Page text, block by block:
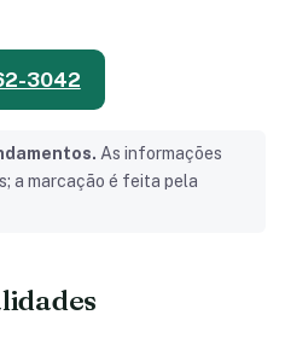
3042
As informações
a marcação é feita pela